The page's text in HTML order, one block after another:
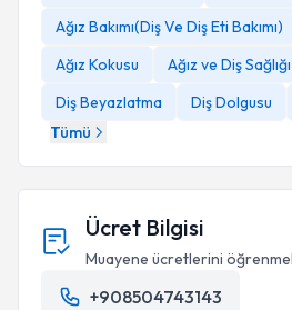
Ağız Bakımı(Diş Ve Diş Eti Bakımı)
Ağız Kokusu
Ağız ve Diş Sağlığı
Diş Beyazlatma
Diş Dolgusu
Tümü
Ücret Bilgisi
Muayene ücretlerini
+908504743143